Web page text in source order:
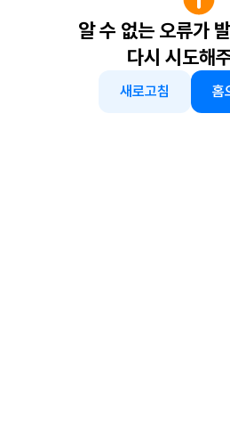
알 수 없는 오류가
다시 시도해
새로고침 홈